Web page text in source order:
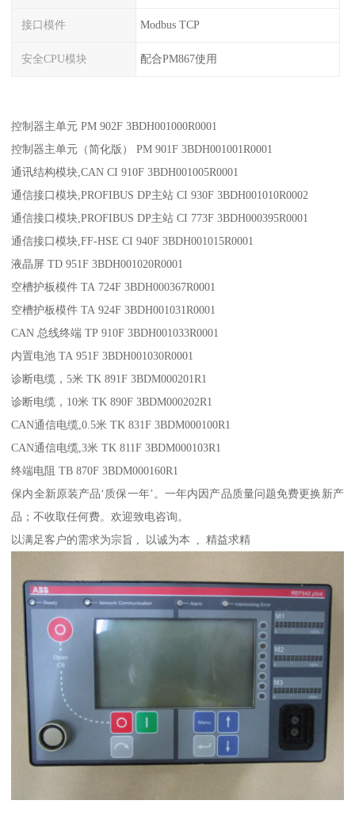
接口模件 Modbus TCP
安全CPU模块 配合PM867使用
控制器主单元 PM 902F 3BDH001000R0001
控制器主单元（简化版） PM 901F 3BDH001001R0001
通讯结构模块,CAN CI 910F 3BDH001005R0001
通信接口模块,PROFIBUS DP主站 CI 930F 3BDH001010R0002
通信接口模块,PROFIBUS DP主站 CI 773F 3BDH000395R0001
通信接口模块,FF-HSE CI 940F 3BDH001015R0001
液晶屏 TD 951F 3BDH001020R0001
空槽护板模件 TA 724F 3BDH000367R0001
空槽护板模件 TA 924F 3BDH001031R0001
CAN 总线终端 TP 910F 3BDH001033R0001
内置电池 TA 951F 3BDH001030R0001
诊断电缆，5米 TK 891F 3BDM000201R1
诊断电缆，10米 TK 890F 3BDM000202R1
CAN通信电缆,0.5米 TK 831F 3BDM000100R1
CAN通信电缆,3米 TK 811F 3BDM000103R1
终端电阻 TB 870F 3BDM000160R1
保内全新原装产品‘质保一年’。一年内因产品质量问题免费更换新产
品；不收取任何费。欢迎致电咨询。
以满足客户的需求为宗旨 , 以诚为本 , 精益求精